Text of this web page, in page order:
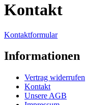
Kontakt
Kontaktformular
Informationen
Vertrag widerrufen
Kontakt
Unsere AGB